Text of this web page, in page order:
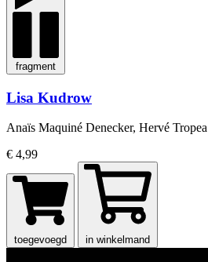
fragment
Lisa Kudrow
Anaïs Maquiné Denecker, Hervé Tropea
€ 4,99
toegevoegd in winkelmand